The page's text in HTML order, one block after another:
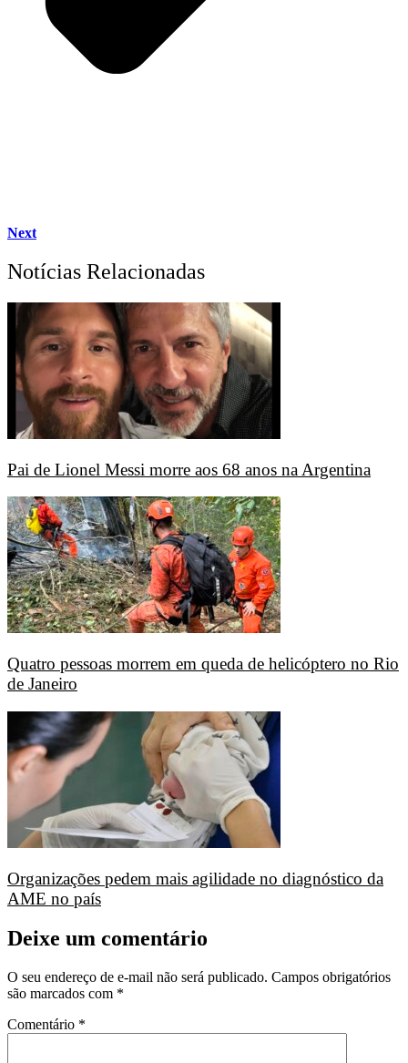
Next
Notícias Relacionadas
Pai de Lionel Messi morre aos 68 anos na Argentina
Quatro pessoas morrem em queda de helicóptero no Rio
de Janeiro
Organizações pedem mais agilidade no diagnóstico da
AME no país
Deixe um comentário
O seu endereço de e-mail não será publicado. Campos obrigatórios
são marcados com *
Comentário *